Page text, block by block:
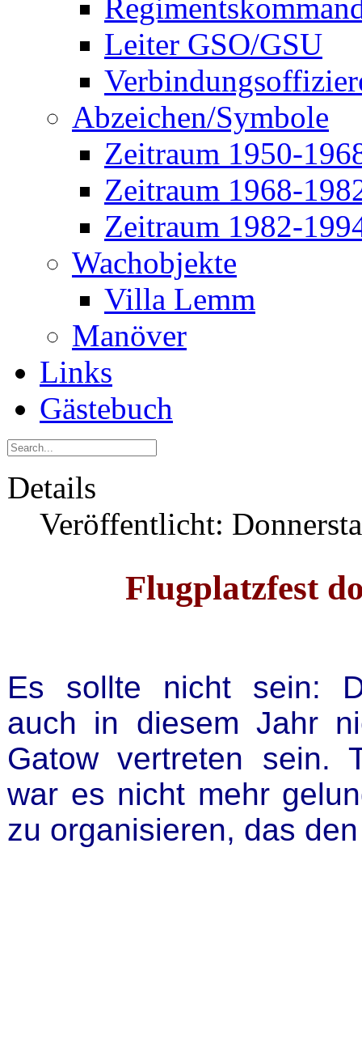
Leiter GSO/GSU
Abzeichen/Symbole
Zeitraum 1950-
Zeitraum 1968-
Zeitraum 1982-
Wachobjekte
Villa Lemm
Manöver
Links
Gästebuch
Details
Veröffentlicht:
Flugplatzfest
Es sollte nicht sein:
auch in diesem Jahr
Gatow vertreten sein.
war es nicht mehr
zu organisieren, das